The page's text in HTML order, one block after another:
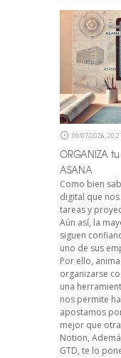
09/07/2026,
ORGANIZA
ASANA
Como bien
digital que
tareas y
Aún así, la
siguen
uno de sus
Por ello,
organizarse
una
nos permite
apostamos
mejor que
Notion,
GTD, te lo